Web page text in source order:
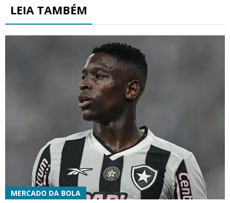
LEIA TAMBÉM
MERCADO DA BOLA